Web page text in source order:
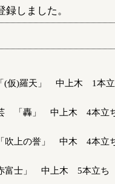
しました。
仮)羅天」 中上木 1本立
「轟」 中上木 4本立
上の誉」 中木 4本立
士」 中上木 5本立ち